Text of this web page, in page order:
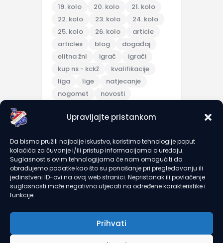
Upravljajte pristankom
Da bismo pružili najbolje iskustvo, koristimo tehnologije poput
kolačića za čuvanje i/ili pristup informacijama o uređaju.
Suglasnost s ovim tehnologijama će nam omogućiti da
obrađujemo podatke kao što su ponašanje pri pregledavanju ili
jedinstveni ID-ovi na ovoj web stranici. Nepristanak ili povlačenje
suglasnosti može negativno utjecati na određene karakteristike i
funkcije.
Prihvati
19. kolo
20. kolo
21. kolo
22. kolo
23. kolo
24. kolo
25. kolo
26. kolo
article
articles
blog
događaj
elitna žnl
igrač
igrači
kup ns - kckž
kvalifikacije
liga
lige
natjecanje
nogomet
novosti
pripremna utakmica
scores
trening
turnir u7
u9
utakmica
članarine